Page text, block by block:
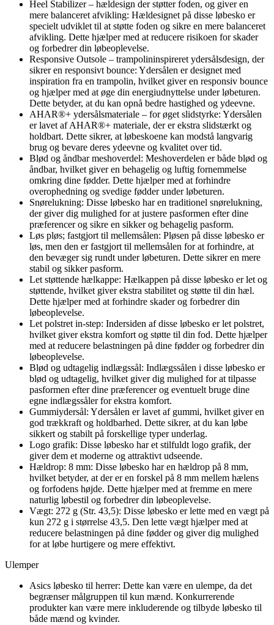
Heel Stabilizer – hældesign der støtter foden, og giver en
mere balanceret afvikling: Hældesignet på disse løbesko er
specielt udviklet til at støtte foden og sikre en mere balanceret
afvikling. Dette hjælper med at reducere risikoen for skader
og forbedrer din løbeoplevelse.
Responsive Outsole – trampolininspireret ydersålsdesign, der
sikrer en responsivt bounce: Ydersålen er designet med
inspiration fra en trampolin, hvilket giver en responsiv bounce
og hjælper med at øge din energiudnyttelse under løbeturen.
Dette betyder, at du kan opnå bedre hastighed og ydeevne.
AHAR®+ ydersålsmateriale – for øget slidstyrke: Ydersålen
er lavet af AHAR®+ materiale, der er ekstra slidstærkt og
holdbart. Dette sikrer, at løbeskoene kan modstå langvarig
brug og bevare deres ydeevne og kvalitet over tid.
Blød og åndbar meshoverdel: Meshoverdelen er både blød og
åndbar, hvilket giver en behagelig og luftig fornemmelse
omkring dine fødder. Dette hjælper med at forhindre
overophedning og svedige fødder under løbeturen.
Snørelukning: Disse løbesko har en traditionel snørelukning,
der giver dig mulighed for at justere pasformen efter dine
præferencer og sikre en sikker og behagelig pasform.
Løs pløs; fastgjort til mellemsålen: Pløsen på disse løbesko er
løs, men den er fastgjort til mellemsålen for at forhindre, at
den bevæger sig rundt under løbeturen. Dette sikrer en mere
stabil og sikker pasform.
Let støttende hælkappe: Hælkappen på disse løbesko er let og
støttende, hvilket giver ekstra stabilitet og støtte til din hæl.
Dette hjælper med at forhindre skader og forbedrer din
løbeoplevelse.
Let polstret in-step: Indersiden af disse løbesko er let polstret,
hvilket giver ekstra komfort og støtte til din fod. Dette hjælper
med at reducere belastningen på dine fødder og forbedrer din
løbeoplevelse.
Blød og udtagelig indlægssål: Indlægssålen i disse løbesko er
blød og udtagelig, hvilket giver dig mulighed for at tilpasse
pasformen efter dine præferencer og eventuelt bruge dine
egne indlægssåler for ekstra komfort.
Gummiydersål: Ydersålen er lavet af gummi, hvilket giver en
god trækkraft og holdbarhed. Dette sikrer, at du kan løbe
sikkert og stabilt på forskellige typer underlag.
Logo grafik: Disse løbesko har et stilfuldt logo grafik, der
giver dem et moderne og attraktivt udseende.
Hældrop: 8 mm: Disse løbesko har en hældrop på 8 mm,
hvilket betyder, at der er en forskel på 8 mm mellem hælens
og forfodens højde. Dette hjælper med at fremme en mere
naturlig løbestil og forbedrer din løbeoplevelse.
Vægt: 272 g (Str. 43,5): Disse løbesko er lette med en vægt på
kun 272 g i størrelse 43,5. Den lette vægt hjælper med at
reducere belastningen på dine fødder og giver dig mulighed
for at løbe hurtigere og mere effektivt.
Ulemper
Asics løbesko til herrer: Dette kan være en ulempe, da det
begrænser målgruppen til kun mænd. Konkurrerende
produkter kan være mere inkluderende og tilbyde løbesko til
både mænd og kvinder.